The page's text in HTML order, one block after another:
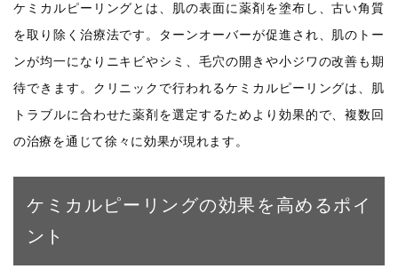
ケミカルピーリングとは、肌の表面に薬剤を塗布し、古い角質
を取り除く治療法です。ターンオーバーが促進され、肌のトー
ンが均一になりニキビやシミ、毛穴の開きや小ジワの改善も期
待できます。クリニックで行われるケミカルピーリングは、肌
トラブルに合わせた薬剤を選定するためより効果的で、複数回
の治療を通じて徐々に効果が現れます。
ケミカルピーリングの効果を高めるポイ
ント